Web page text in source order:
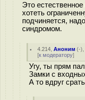
Это
хотеть
подчиняется,
синдромом.
4.214 ,Аноним (-),
[к модератору]
Угу, ты прям
Замки с
А то вдруг